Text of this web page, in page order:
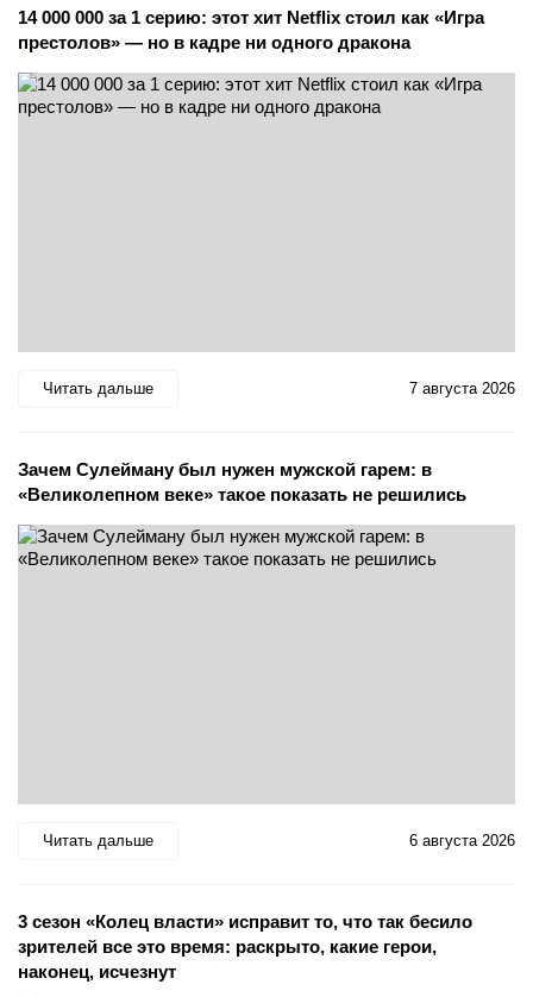
14 000 000 за 1 серию: этот хит Netflix стоил как «Игра
престолов» — но в кадре ни одного дракона
Читать дальше 7 августа 2026
Зачем Сулейману был нужен мужской гарем: в
«Великолепном веке» такое показать не решились
Читать дальше 6 августа 2026
3 сезон «Колец власти» исправит то, что так бесило
зрителей все это время: раскрыто, какие герои,
наконец, исчезнут